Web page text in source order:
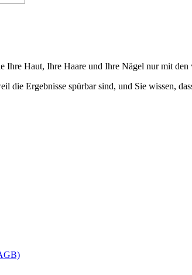
Haut, Ihre Haare und Ihre Nägel nur mit den
die Ergebnisse spürbar sind, und Sie wissen,